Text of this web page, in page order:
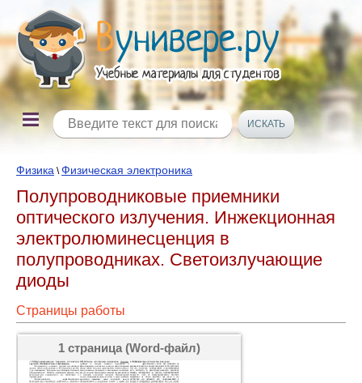
Физика \Физическая электроника
Полупроводниковые приемники
оптического излучения. Инжекционная
электролюминесценция в
полупроводниках. Светоизлучающие
диоды
Страницы работы
1 страница (Word-файл)